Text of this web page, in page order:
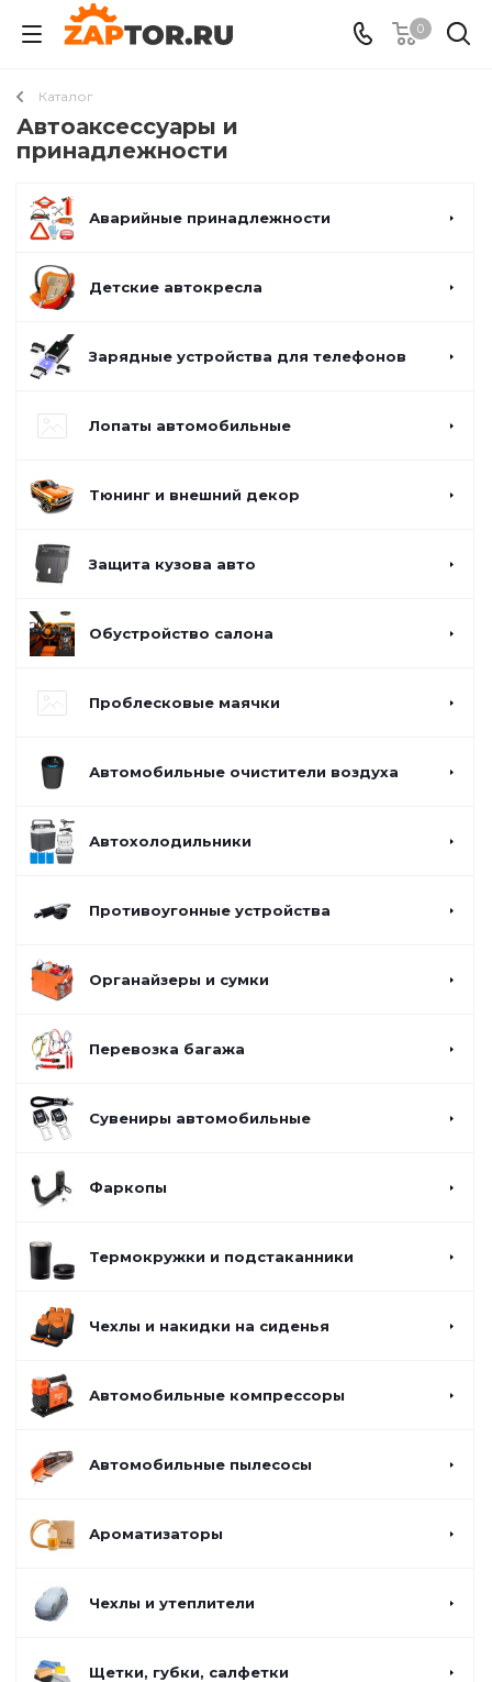
0
Каталог
Автоаксессуары и
принадлежности
Аварийные принадлежности
Детские автокресла
Зарядные устройства для телефонов
Лопаты автомобильные
Тюнинг и внешний декор
Защита кузова авто
Обустройство салона
Проблесковые маячки
Автомобильные очистители воздуха
Автохолодильники
Противоугонные устройства
Органайзеры и сумки
Перевозка багажа
Сувениры автомобильные
Фаркопы
Термокружки и подстаканники
Чехлы и накидки на сиденья
Автомобильные компрессоры
Автомобильные пылесосы
Ароматизаторы
Чехлы и утеплители
Щетки, губки, салфетки